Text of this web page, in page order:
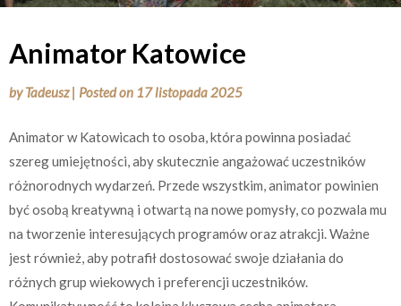
Animator Katowice
byTadeusz | Posted on 17 listopada 2025
Animator w Katowicach to osoba, która powinna posiadać
szereg umiejętności, aby skutecznie angażować uczestników
różnorodnych wydarzeń. Przede wszystkim, animator powinien
być osobą kreatywną i otwartą na nowe pomysły, co pozwala mu
na tworzenie interesujących programów oraz atrakcji. Ważne
jest również, aby potrafił dostosować swoje działania do
różnych grup wiekowych i preferencji uczestników.